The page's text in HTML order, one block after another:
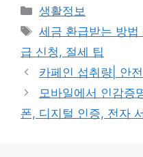
카
테
고
리
생활정보
태
그
세금 환급받는 방
급 신청, 절세 팁
카페인 섭취량| 안
모바일에서 인감증
폰, 디지털 인증, 전자